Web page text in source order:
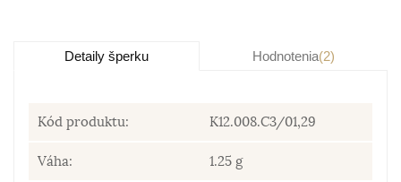
Detaily šperku Hodnotenia(2)
Kód produktu: K12.008.C3/01,29
Váha: 1.25 g